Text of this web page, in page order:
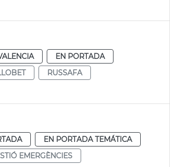
EN PORTADA
RUSSAFA
EN PORTADA TEMÁTICA
EMERGÈNCIES